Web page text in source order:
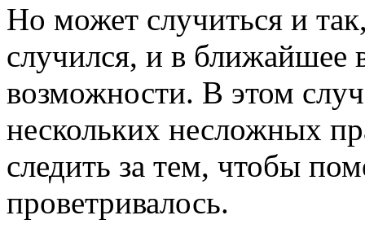
Но может случиться и
случился, и в ближайшее
возможности. В этом
нескольких несложных
следить за тем, чтобы
проветривалось.